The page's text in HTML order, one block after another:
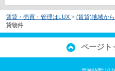
賃貸・売買・管理はLUX > (賃貸)地域か
貸物件
ページト